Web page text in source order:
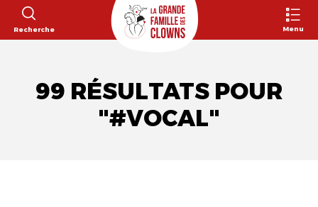
Recherche Menu
99 RÉSULTATS POUR
"#VOCAL"